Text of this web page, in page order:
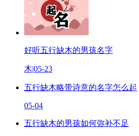
好听五行缺木的男孩名字
木|05-23
五行缺木略带诗意的名字怎么起
05-04
五行缺木的男孩如何弥补不足